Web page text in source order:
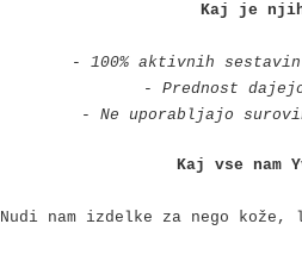
Kaj je
- 100% aktivnih
- Prednost
- Ne uporabljajo
Kaj vse nam
Nudi nam izdelke za nego